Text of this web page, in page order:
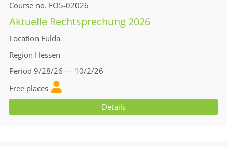
Course no. FO5-02026
Aktuelle Rechtsprechung 2026
Location Fulda
Region Hessen
Period 9/28/26 — 10/2/26
Free places
Details